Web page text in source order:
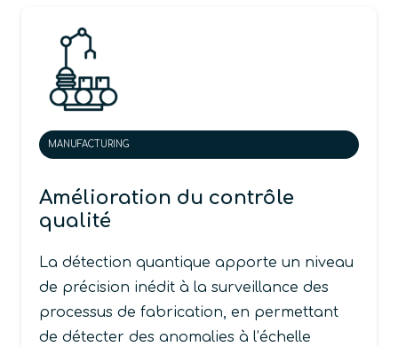
MANUFACTURING
Amélioration du contrôle
qualité
La détection quantique apporte un niveau
de précision inédit à la surveillance des
processus de fabrication, en permettant
de détecter des anomalies à l’échelle